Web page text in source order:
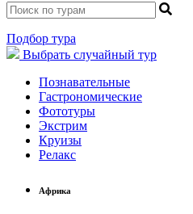
Подбор тура
Выбрать случайный тур
Познавательные
Гастрономические
Фототуры
Экстрим
Круизы
Релакс
Африка